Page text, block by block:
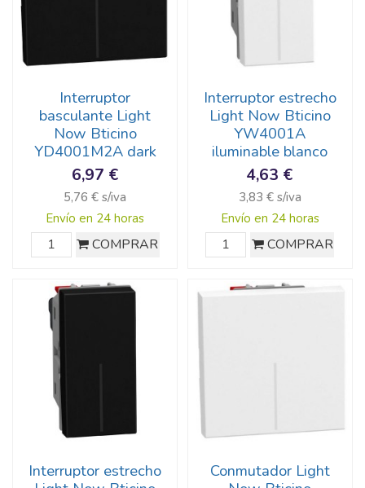
Interruptor
basculante Light
Now Bticino
YD4001M2A dark
6,97 €
5,76 € s/iva
Envío en 24 horas
COMPRAR
Interruptor estrecho
Light Now Bticino
YW4001A
iluminable blanco
4,63 €
3,83 € s/iva
Envío en 24 horas
COMPRAR
Interruptor estrecho
Conmutador Light